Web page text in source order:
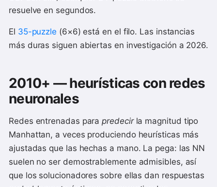
resuelve en segundos.
El 35-puzzle (6×6) está en el filo. Las instancias
más duras siguen abiertas en investigación a 2026.
2010+ — heurísticas con redes
neuronales
Redes entrenadas parapredecirla magnitud tipo
Manhattan, a veces produciendo heurísticas más
ajustadas que las hechas a mano. La pega: las NN
suelen no ser demostrablemente admisibles, así
que los solucionadores sobre ellas dan respuestas